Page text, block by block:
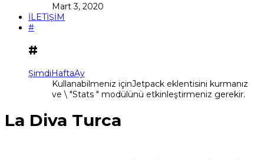
Mart 3, 2020
İLETİŞİM
#
#
ŞimdiHaftaAy
Kullanabilmeniz içinJetpack eklentisini kurmanız
ve \ "Stats " modülünü etkinleştirmeniz gerekir.
La Diva Turca